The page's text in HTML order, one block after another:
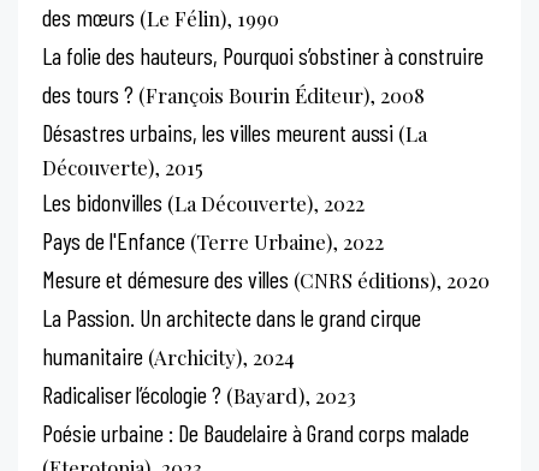
des mœurs (Le Félin), 1990
La folie des hauteurs, Pourquoi s’obstiner à construire
des tours ? (François Bourin Éditeur), 2008
Désastres urbains, les villes meurent aussi (La
Découverte), 2015
Les bidonvilles (La Découverte), 2022
Pays de l'Enfance (Terre Urbaine), 2022
Mesure et démesure des villes (CNRS éditions), 2020
La Passion. Un architecte dans le grand cirque
humanitaire (Archicity), 2024
Radicaliser l’écologie ? (Bayard), 2023
Poésie urbaine : De Baudelaire à Grand corps malade